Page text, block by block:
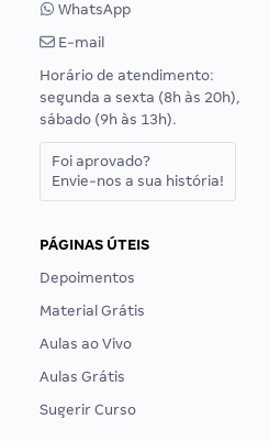
WhatsApp
E-mail
Horário de atendimento:
segunda a sexta (8h às 20h),
sábado (9h às 13h).
Foi aprovado?
Envie-nos a sua história!
PÁGINAS ÚTEIS
Depoimentos
Material Grátis
Aulas ao Vivo
Aulas Grátis
Sugerir Curso